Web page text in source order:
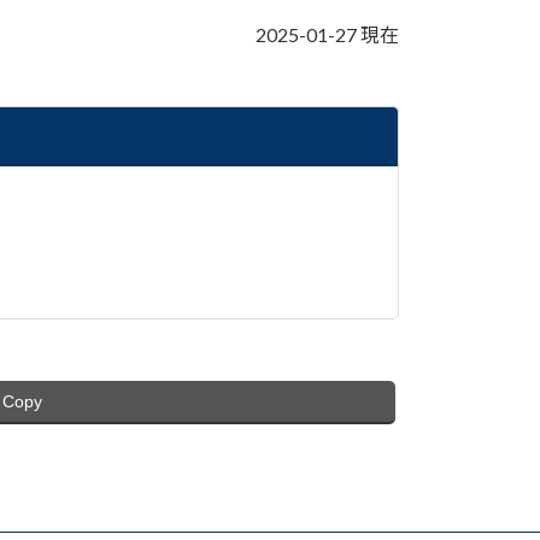
2025-01-27 現在
Copy